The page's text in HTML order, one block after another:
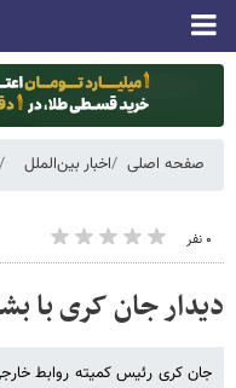
صفحه اصلی اخبار بین‌الملل
۰ نفر
دیدار جان کری با
جان کری رئیس کمیته روابط